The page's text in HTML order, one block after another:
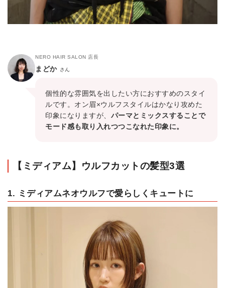
NERO HAIR SALON 店長
まどか さん
個性的な雰囲気を出したい方におすすめのスタイ
ルです。オン眉×ウルフスタイルはかなり攻めた
印象になりますが、 パーマとミックスすることで
モード感も取り入れつつこなれた印象に。
【ミディアム】ウルフカットの髪型3選
1. ミディアムネオウルフで愛らしくキュートに